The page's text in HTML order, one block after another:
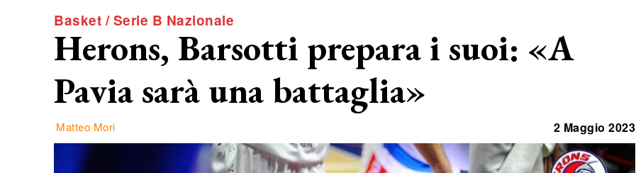
Basket / Serie B Nazionale
Herons, Barsotti prepara i suoi: «A
Pavia sarà una battaglia»
Matteo Mori 2 Maggio 2023